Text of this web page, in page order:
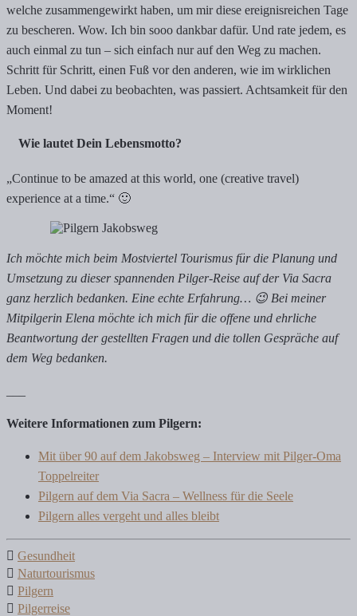
welche zusammengewirkt haben, um mir diese ereignisreichen Tage
zu bescheren. Wow. Ich bin sooo dankbar dafür. Und rate jedem, es
auch einmal zu tun – sich einfach nur auf den Weg zu machen.
Schritt für Schritt, einen Fuß vor den anderen, wie im wirklichen
Leben. Und dabei zu beobachten, was passiert. Achtsamkeit für den
Moment!
Wie lautet Dein Lebensmotto?
„Continue to be amazed at this world, one (creative travel)
experience at a time.“ 🙂
Ich möchte mich beim Mostviertel Tourismus für die Planung und
Umsetzung zu dieser spannenden Pilger-Reise auf der Via Sacra
ganz herzlich bedanken. Eine echte Erfahrung… 😉 Bei meiner
Mitpilgerin Elena möchte ich mich für die offene und ehrliche
Beantwortung der gestellten Fragen und die tollen Gespräche auf
dem Weg bedanken.
Weitere Informationen zum Pilgern:
Mit über 90 auf dem Jakobsweg – Interview mit Pilger-Oma
Toppelreiter
Pilgern auf dem Via Sacra – Wellness für die Seele
Pilgern alles vergeht und alles bleibt
Gesundheit
Naturtourismus
Pilgern
Pilgerreise